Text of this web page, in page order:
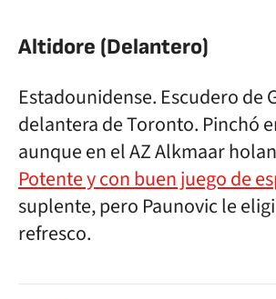
Altidore (Delantero)
Estadounidense. Escudero de
delantera de Toronto. Pinchó
aunque en el AZ Alkmaar
Potente y con buen juego de
suplente, pero Paunovic le
refresco.